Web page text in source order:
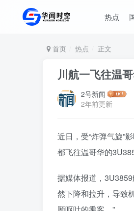
热点
首页 热点 正文
川航一飞往温
2号新闻
2年前更新
近日，受“炸弹气旋”
都飞往温哥华的
据媒体报道，
然下降和拉升，导致